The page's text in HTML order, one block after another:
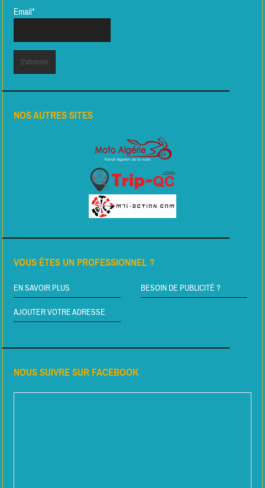
Email*
NOS AUTRES SITES
VOUS ÊTES UN PROFESSIONNEL ?
EN SAVOIR PLUS BESOIN DE PUBLICITÉ ?
AJOUTER VOTRE ADRESSE
NOUS SUIVRE SUR FACEBOOK